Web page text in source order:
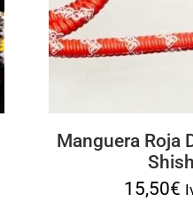
Manguera Roja
15,50€